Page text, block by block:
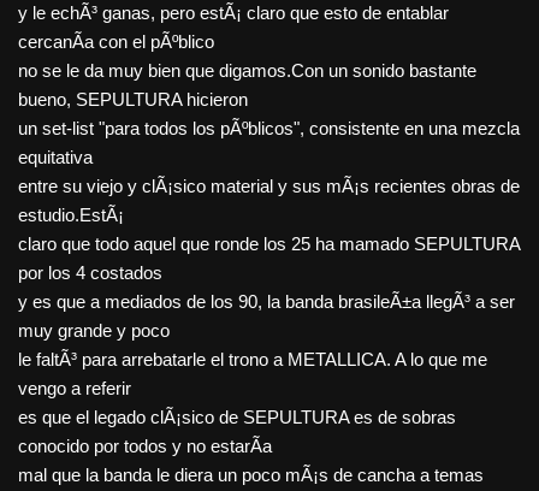
y le echÃ³ ganas, pero estÃ¡ claro que esto de entablar
cercanÃ­a con el pÃºblico
no se le da muy bien que digamos.Con un sonido bastante
bueno, SEPULTURA hicieron
un set-list "para todos los pÃºblicos", consistente en una mezcla
equitativa
entre su viejo y clÃ¡sico material y sus mÃ¡s recientes obras de
estudio.EstÃ¡
claro que todo aquel que ronde los 25 ha mamado SEPULTURA
por los 4 costados
y es que a mediados de los 90, la banda brasileÃ±a llegÃ³ a ser
muy grande y poco
le faltÃ³ para arrebatarle el trono a METALLICA. A lo que me
vengo a referir
es que el legado clÃ¡sico de SEPULTURA es de sobras
conocido por todos y no estarÃ­a
mal que la banda le diera un poco mÃ¡s de cancha a temas